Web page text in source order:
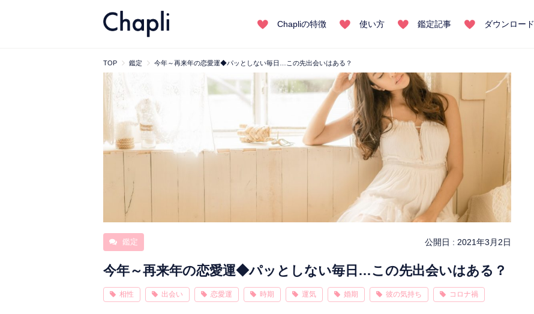
Chapliの特徴 使い方 鑑定記事 ダウンロード
TOP 鑑定 今年～再来年の恋愛運◆パッとしない毎日…この先出会いはある？
鑑定 公開日 : 2021年3月2日
今年～再来年の恋愛運◆パッとしない毎日…この先出会いはある？
相性 出会い 恋愛運 時期 運気 婚期 彼の気持ち コロナ禍